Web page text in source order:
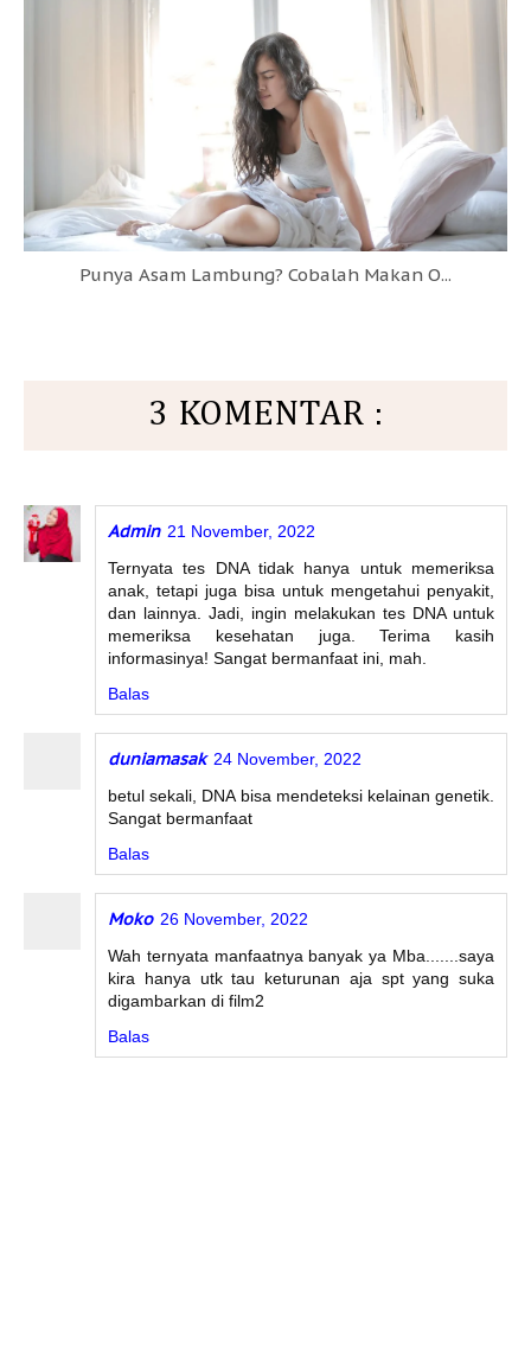
Punya Asam Lambung? Cobalah Makan O...
3 KOMENTAR :
Admin 21 November, 2022
Ternyata tes DNA tidak hanya untuk memeriksa
anak, tetapi juga bisa untuk mengetahui penyakit,
dan lainnya. Jadi, ingin melakukan tes DNA untuk
memeriksa kesehatan juga. Terima kasih
informasinya! Sangat bermanfaat ini, mah.
Balas
duniamasak 24 November, 2022
betul sekali, DNA bisa mendeteksi kelainan genetik.
Sangat bermanfaat
Balas
Moko 26 November, 2022
Wah ternyata manfaatnya banyak ya Mba.......saya
kira hanya utk tau keturunan aja spt yang suka
digambarkan di film2
Balas